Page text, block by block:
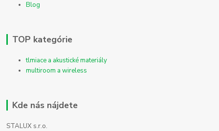
Blog
TOP kategórie
tlmiace a akustické materiály
multiroom a wireless
Kde nás nájdete
STALUX s.r.o.